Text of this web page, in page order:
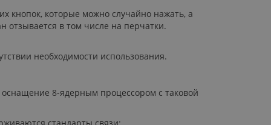
кнопок, которые можно случайно нажать, а
отзывается в том числе на перчатки.
необходимости использования.
8-ядерным процессором с таковой